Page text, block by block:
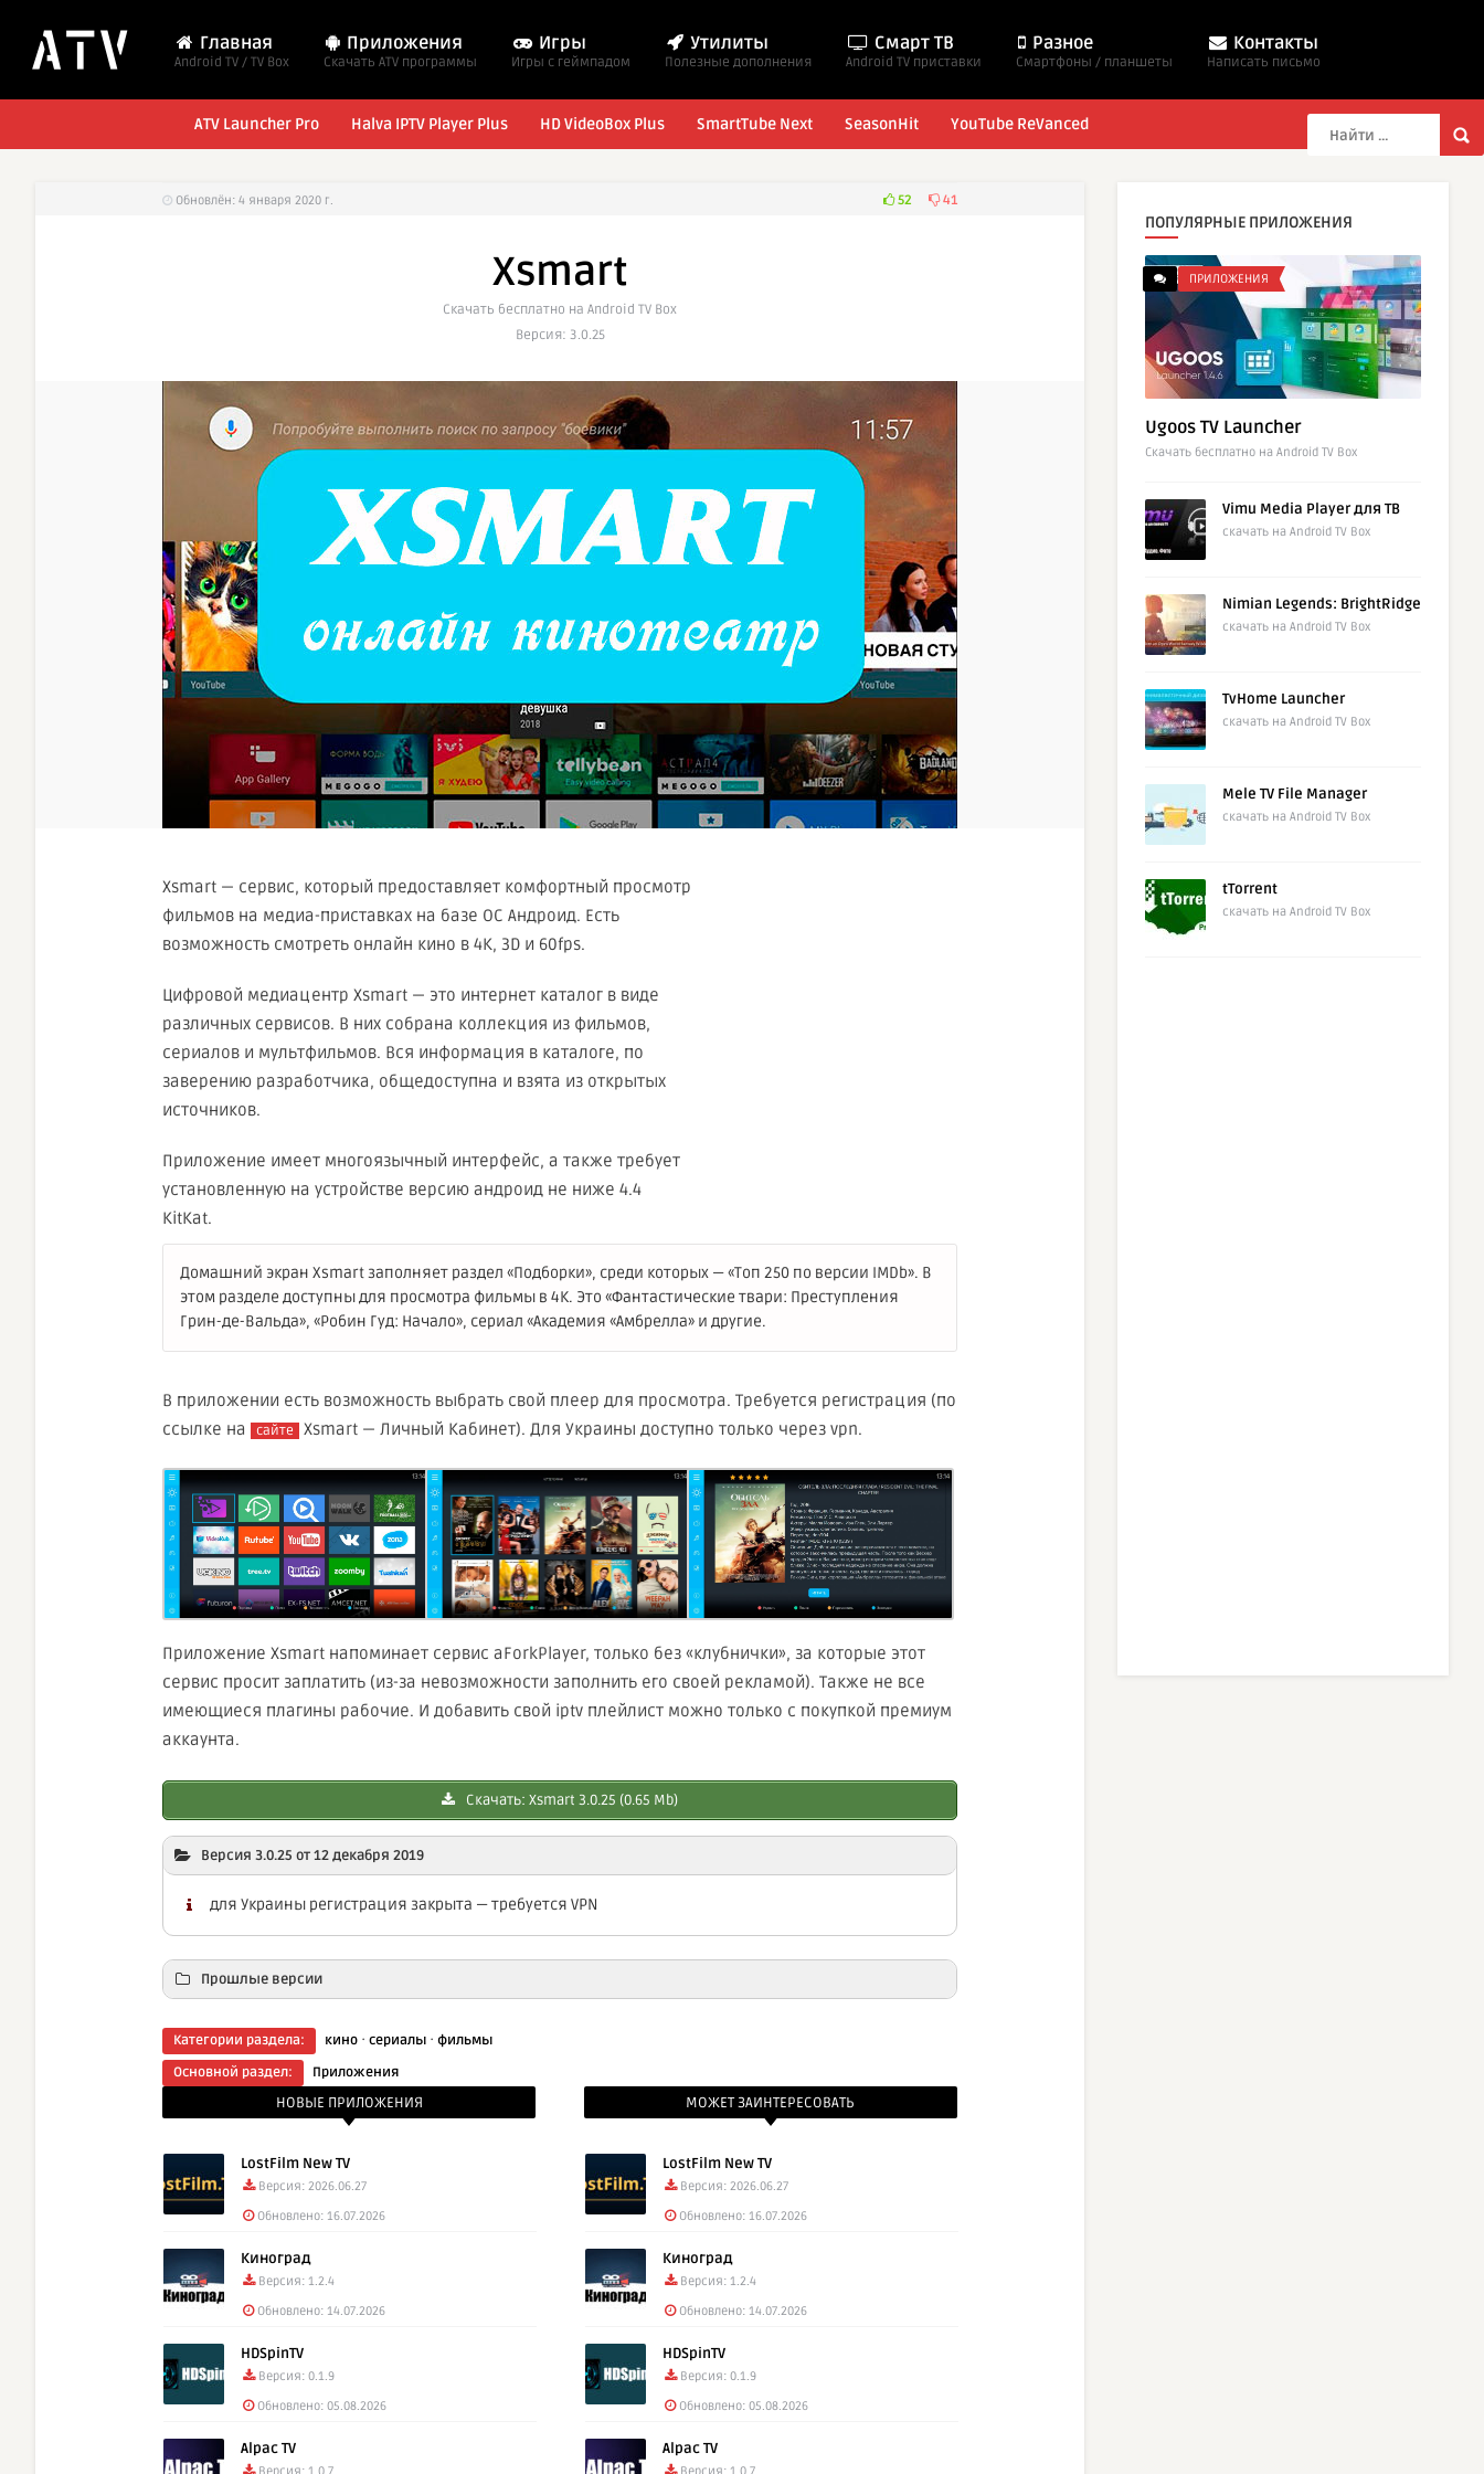
Главная
Android TV / TV Box
Приложения
Cкачать ATV программы
Игры
Игры с геймпадом
Утилиты
Полезные дополнения
Смарт ТВ
Android TV приставки
Разное
Смартфоны / планшеты
Контакты
Написать письмо
ATV Launcher Pro Halva IPTV Player Plus HD VideoBox Plus SmartTube Next SeasonHit YouTube ReVanced
Обновлён: 4 января 2020 г. 52 41
Xsmart
Cкачать бесплатно на Android TV Box
Версия: 3.0.25
Xsmart — сервис, который предоставляет комфортный просмотр
фильмов на медиа-приставках на базе ОС Андроид. Есть
возможность смотреть онлайн кино в 4K, 3D и 60fps.
Цифровой медиацентр Xsmаrt — это интернет каталог в виде
различных сервисов. В них собрана коллекция из фильмов,
сериалов и мультфильмов. Вся информация в каталоге, по
заверению разработчика, общедоступна и взята из открытых
источников.
Приложение имеет многоязычный интерфейс, а также требует
установленную на устройстве версию андроид не ниже 4.4
KitKat.
Домашний экран Xsmart заполняет раздел «Подборки», среди которых — «Топ 250 по версии IMDb». В
этом разделе доступны для просмотра фильмы в 4К. Это «Фантастические твари: Преступления
Грин-де-Вальда», «Робин Гуд: Начало», сериал «Академия «Амбрелла» и другие.
В приложении есть возможность выбрать свой плеер для просмотра. Требуется регистрация (по
ссылке на
сайте Xsmart — Личный Кабинет). Для Украины доступно только через vpn.
Приложение Xsmart напоминает сервис aForkPlayer, только без «клубнички», за которые этот
сервис просит заплатить (из-за невозможности заполнить его своей рекламой). Также не все
имеющиеся плагины рабочие. И добавить свой iptv плейлист можно только с покупкой премиум
аккаунта.
Скачать: Xsmаrt 3.0.25 (0.65 Mb)
Версия 3.0.25 от 12 декабря 2019
для Украины регистрация закрыта — требуется VPN
Прошлые версии
Скачать: Xsmаrt 2.1.39 (0.65 Mb)
Категории раздела: кино · сериалы · фильмы
Основной раздел:
Приложения
НОВЫЕ ПРИЛОЖЕНИЯ
LostFilm New TV
Версия: 2026.06.27
Обновлено: 16.07.2026
Киноград
Версия: 1.2.4
Обновлено: 14.07.2026
HDSpinTV
Версия: 0.1.9
Обновлено: 05.08.2026
Alpac TV
Версия: 1.0.7
МОЖЕТ ЗАИНТЕРЕСОВАТЬ
LostFilm New TV
Версия: 2026.06.27
Обновлено: 16.07.2026
Киноград
Версия: 1.2.4
Обновлено: 14.07.2026
HDSpinTV
Версия: 0.1.9
Обновлено: 05.08.2026
Alpac TV
Версия: 1.0.7
ПОПУЛЯРНЫЕ ПРИЛОЖЕНИЯ
ПРИЛОЖЕНИЯ
Ugoos TV Launcher
Cкачать бесплатно на Android TV Box
Vimu Media Player для ТВ
скачать на Android TV Box
Nimian Legends: BrightRidge
скачать на Android TV Box
TvHome Launcher
скачать на Android TV Box
Mele TV File Manager
скачать на Android TV Box
tTorrent
скачать на Android TV Box